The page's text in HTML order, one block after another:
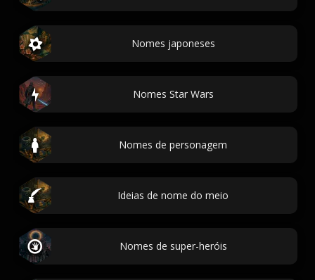
Nomes japoneses
Nomes Star Wars
Nomes de personagem
Ideias de nome do meio
Nomes de super-heróis